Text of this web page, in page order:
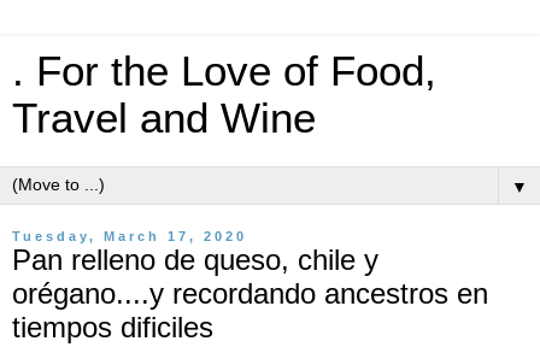
. For the Love of Food,
Travel and Wine
▼
Tuesday, March 17, 2020
Pan relleno de queso, chile y
orégano....y recordando ancestros en
tiempos dificiles